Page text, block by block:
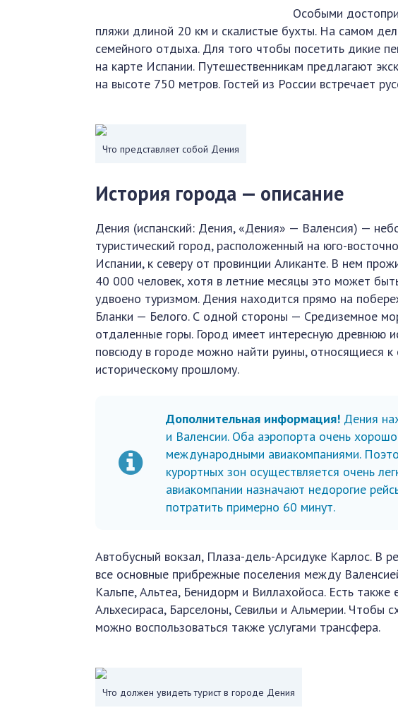
Особыми
пляжи длиной 20 км и скалистые бухты. На самом
семейного отдыха. Для того чтобы посетить дикие
на карте Испании. Путешественникам предлагают
на высоте 750 метров. Гостей из России встречает
Что представляет собой Дения
История города — описание
Дения (испанский: Дения, «Дения» — Валенсия) —
туристический город, расположенный на юго-
Испании, к северу от провинции Аликанте. В нем
40 000 человек, хотя в летние месяцы это может
удвоено туризмом. Дения находится прямо на
Бланки — Белого. С одной стороны — Средиземное
отдаленные горы. Город имеет интересную древнюю
повсюду в городе можно найти руины, относящиеся к
историческому прошлому.
Дополнительная информация! Дения
и Валенсии. Оба аэропорта очень
международными авиакомпаниями.
курортных зон осуществляется очень
авиакомпании назначают недорогие
потратить примерно 60 минут.
Автобусный вокзал, Плаза-дель-Арсидуке Карлос. В
все основные прибрежные поселения между
Кальпе, Альтеа, Бенидорм и Виллахойоса. Есть
Альхесираса, Барселоны, Севильи и Альмерии. Чтобы
можно воспользоваться также услугами трансфера.
Что должен увидеть турист в городе Дения